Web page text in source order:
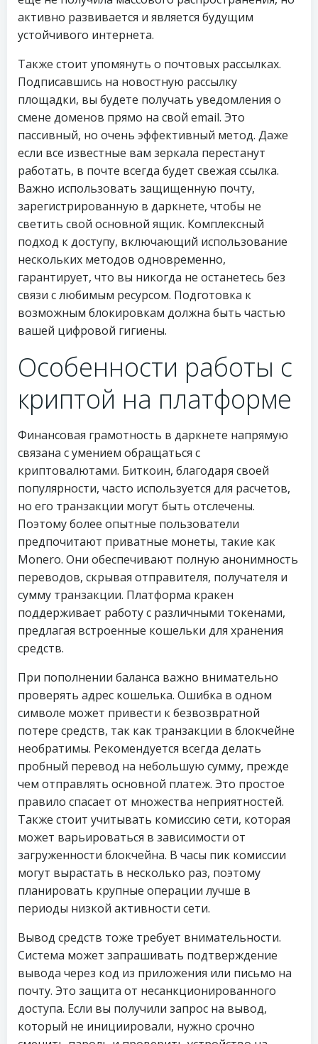
активно развивается и является будущим
устойчивого интернета.
Также стоит упомянуть о почтовых рассылках.
Подписавшись на новостную рассылку
площадки, вы будете получать уведомления о
смене доменов прямо на свой email. Это
пассивный, но очень эффективный метод. Даже
если все известные вам зеркала перестанут
работать, в почте всегда будет свежая ссылка.
Важно использовать защищенную почту,
зарегистрированную в даркнете, чтобы не
светить свой основной ящик. Комплексный
подход к доступу, включающий использование
нескольких методов одновременно,
гарантирует, что вы никогда не останетесь без
связи с любимым ресурсом. Подготовка к
возможным блокировкам должна быть частью
вашей цифровой гигиены.
Особенности работы с
криптой на платформе
Финансовая грамотность в даркнете напрямую
связана с умением обращаться с
криптовалютами. Биткоин, благодаря своей
популярности, часто используется для расчетов,
но его транзакции могут быть отслечены.
Поэтому более опытные пользователи
предпочитают приватные монеты, такие как
Monero. Они обеспечивают полную анонимность
переводов, скрывая отправителя, получателя и
сумму транзакции. Платформа кракен
поддерживает работу с различными токенами,
предлагая встроенные кошельки для хранения
средств.
При пополнении баланса важно внимательно
проверять адрес кошелька. Ошибка в одном
символе может привести к безвозвратной
потере средств, так как транзакции в блокчейне
необратимы. Рекомендуется всегда делать
пробный перевод на небольшую сумму, прежде
чем отправлять основной платеж. Это простое
правило спасает от множества неприятностей.
Также стоит учитывать комиссию сети, которая
может варьироваться в зависимости от
загруженности блокчейна. В часы пик комиссии
могут вырастать в несколько раз, поэтому
планировать крупные операции лучше в
периоды низкой активности сети.
Вывод средств тоже требует внимательности.
Система может запрашивать подтверждение
вывода через код из приложения или письмо на
почту. Это защита от несанкционированного
доступа. Если вы получили запрос на вывод,
который не инициировали, нужно срочно